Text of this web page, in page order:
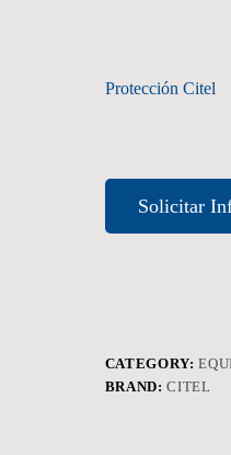
Protección Citel
Solicitar
CATEGORY:
BRAND:CITEL